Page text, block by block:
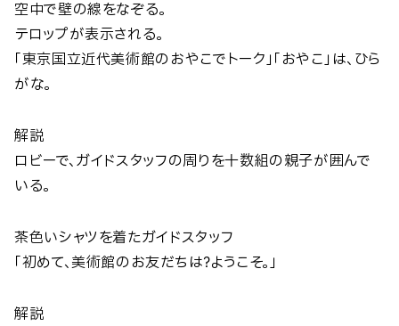
空中で壁の線をなぞる。
テロップが表示される。
「東京国立近代美術館のおやこでトーク」「おやこ」は、ひら
がな。
解説
ロビーで、ガイドスタッフの周りを十数組の親子が囲んで
いる。
茶色いシャツを着たガイドスタッフ
「初めて、美術館のお友だちは？ようこそ。」
解説